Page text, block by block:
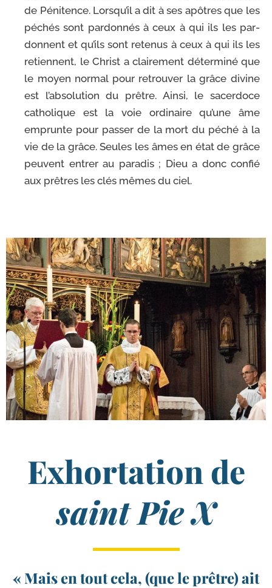
de Pénitence. Lorsqu’il a dit à ses apôtres que les
péchés sont par­don­nés à ceux à qui ils les par­
donnent et qu’ils sont rete­nus à ceux à qui ils les
retiennent, le Christ a clai­re­ment déter­mi­né que
le moyen nor­mal pour retrou­ver la grâce divine
est l’absolution du prêtre. Ainsi, le sacer­doce
catho­lique est la voie ordi­naire qu’une âme
emprunte pour pas­ser de la mort du péché à la
vie de la grâce. Seules les âmes en état de grâce
peuvent entrer au para­dis ; Dieu a donc confié
aux prêtres les clés mêmes du ciel.
Exhortation de
saint Pie X
« Mais en tout cela, (que le prêtre) ait